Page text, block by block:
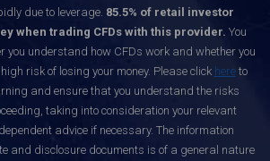
due to leverage. 85.5% of retail investor
when trading CFDs with this provider. You
you understand how CFDs work and whether you
risk of losing your money. Please click hereto
and ensure that you understand the risks
taking into consideration your relevant
advice if necessary. The information
and disclosure documents is of a general nature